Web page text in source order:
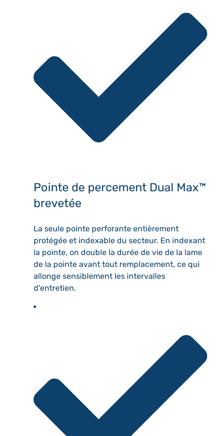
Pointe de percement Dual Max™
brevetée
La seule pointe perforante entièrement
protégée et indexable du secteur. En indexant
la pointe, on double la durée de vie de la lame
de la pointe avant tout remplacement, ce qui
allonge sensiblement les intervalles
d'entretien.